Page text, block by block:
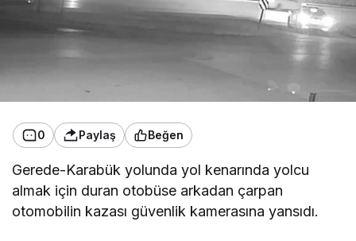
0 Paylaş Beğen
Gerede-Karabük yolunda yol kenarında yolcu
almak için duran otobüse arkadan çarpan
otomobilin kazası güvenlik kamerasına yansıdı.